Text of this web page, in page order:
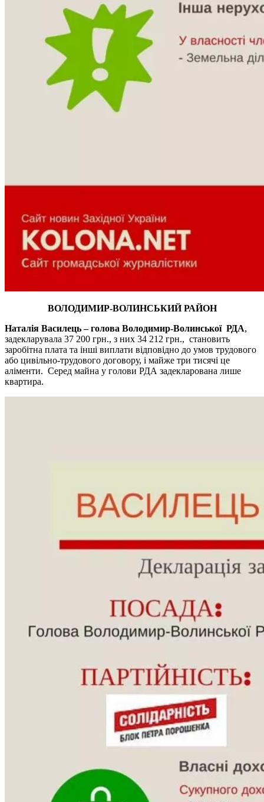
ВОЛОДИМИР-ВОЛИНСЬКИЙ РАЙОН
Наталія Василець – голова Володимир-Волинської РДА,
задекларувала 37 200 грн., з них 34 212 грн., становить
заробітна плата та інші виплати відповідно до умов трудового
або цивільно-трудового договору, і майже три тисячі це
аліменти. Серед майна у голови РДА задекларована лише
квартира.